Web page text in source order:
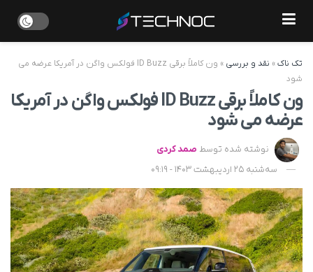
تک ناک» نقد و بررسی »
ون کاملاً برقی ID Buzz فولکس واگن در آمریکا عرضه می
شود
ون کاملاً برقی ID Buzz فولکس واگن در آمریکا
عرضه می شود
نوشته شده توسط صمد کردی
سه‌شنبه 25 اردیبهشت 1403 - 09:19